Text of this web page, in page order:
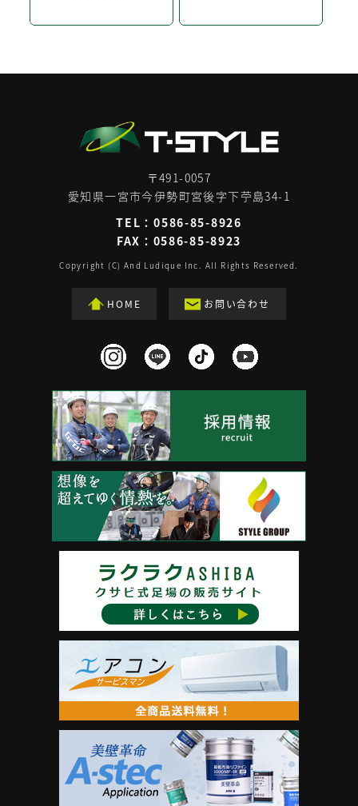
〒491-0057
愛知県一宮市今伊勢町宮後字下苧島34-1
TEL：0586-85-8926
FAX：0586-85-8923
Copyright (C) And Ludique Inc. All Rights Reserved.
HOME お問い合わせ